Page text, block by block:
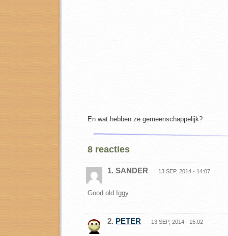
En wat hebben ze gemeenschappelijk?
8 reacties
1. SANDER 13 SEP, 2014 - 14:07
Good old Iggy.
2. PETER 13 SEP, 2014 - 15:02